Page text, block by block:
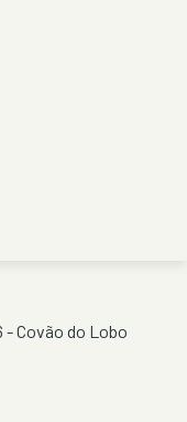
- Covão do Lobo